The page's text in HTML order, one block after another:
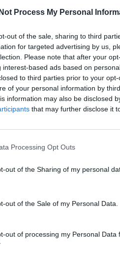
Process My Personal
out of the sale, sharing to third
for targeted advertising by us,
Please note that after your
interest-based ads based on
to third parties prior to your
of your personal information by
information may also be disclosed
that may further disclose it
Processing Opt Outs
out of the Sharing of my personal
out of the Sale of my Personal Data.
out of processing my Personal Data